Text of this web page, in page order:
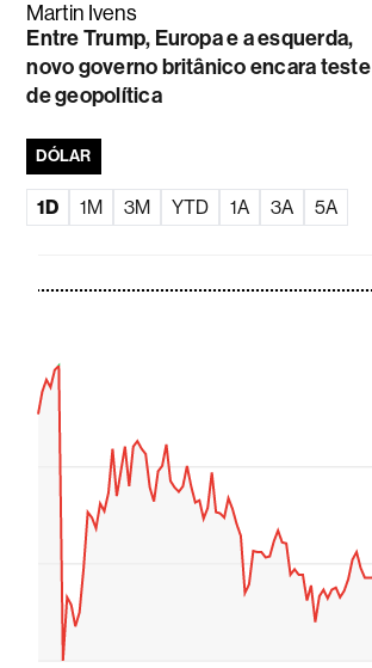
Martin Ivens
Entre Trump, Europa e a esquerda,
novo governo britânico encara teste
de geopolítica
DÓLAR
1D 1M 3M YTD 1A 3A 5A